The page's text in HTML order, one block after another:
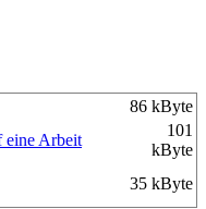
86 kByte
eine Arbeit
101
kByte
35 kByte